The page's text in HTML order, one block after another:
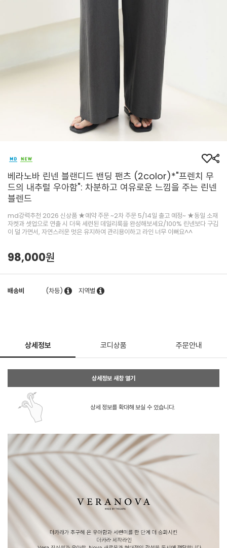
베라노바 린넨 블랜디드 밴딩 팬츠 (2color)*"프렌치 무
드의 내추럴 우아함": 차분하고 여유로운 느낌을 주는 린넨
블렌드
md강력추천 2026 신상품 ★예약 주문 ~2차 주문 5/14일 출고 예정~ ★동일 소재
자켓과 셋업으로 연출 시 더욱 세련된 데일리룩을 완성해보세요/100% 린넨보다 구김
이 덜 가면서, 자연스러운 멋은 유지하여 관리용이하고 라인 너무 이뻐요^^
98,000원
배송비 (차등) 지역별
상세정보 코디상품 주문안내
상세정보 새창 열기
상세 정보를 확대해 보실 수 있습니다.